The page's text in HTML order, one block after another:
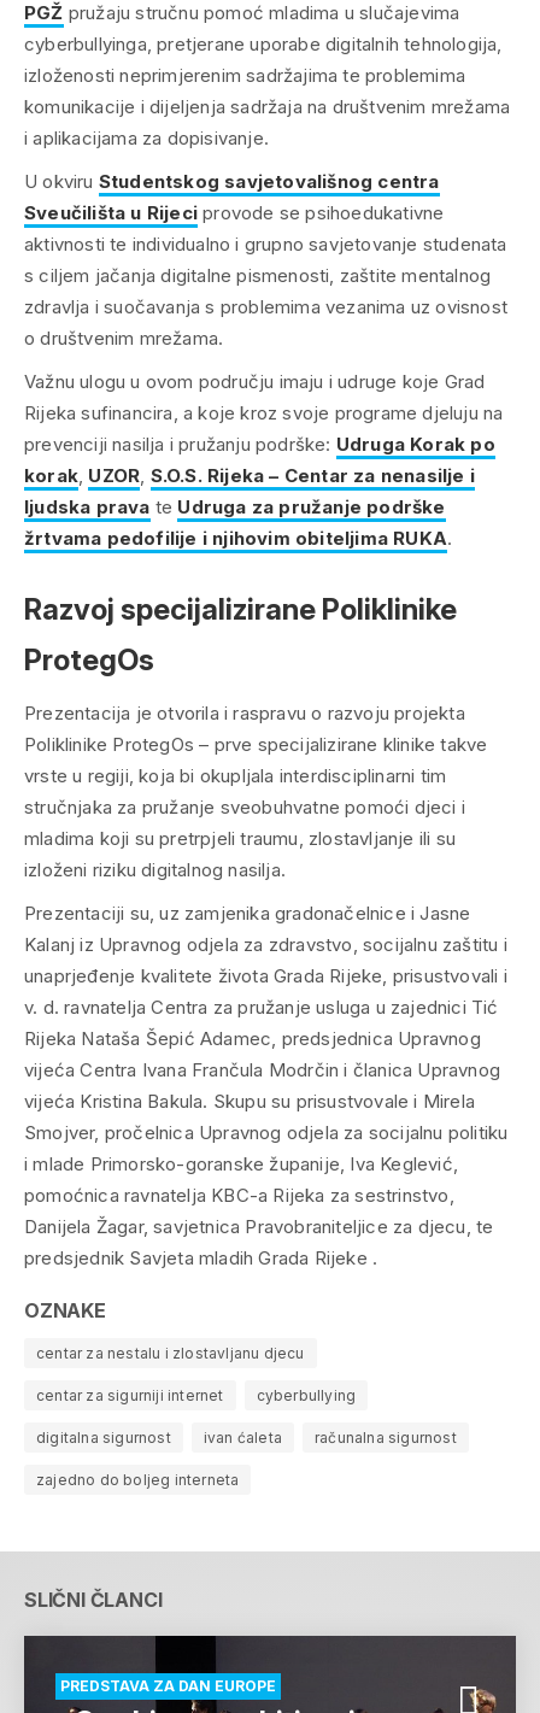
PGŽ pružaju stručnu pomoć mladima u slučajevima
cyberbullyinga, pretjerane uporabe digitalnih tehnologija,
izloženosti neprimjerenim sadržajima te problemima
komunikacije i dijeljenja sadržaja na društvenim mrežama
i aplikacijama za dopisivanje.
U okviru Studentskog savjetovališnog centra
Sveučilišta u Rijeci provode se psihoedukativne
aktivnosti te individualno i grupno savjetovanje studenata
s ciljem jačanja digitalne pismenosti, zaštite mentalnog
zdravlja i suočavanja s problemima vezanima uz ovisnost
o društvenim mrežama.
Važnu ulogu u ovom području imaju i udruge koje Grad
Rijeka sufinancira, a koje kroz svoje programe djeluju na
prevenciji nasilja i pružanju podrške: Udruga Korak po
korak, UZOR, S.O.S. Rijeka – Centar za nenasilje i
ljudska prava te Udruga za pružanje podrške
žrtvama pedofilije i njihovim obiteljima RUKA.
Razvoj specijalizirane Poliklinike
ProtegOs
Prezentacija je otvorila i raspravu o razvoju projekta
Poliklinike ProtegOs – prve specijalizirane klinike takve
vrste u regiji, koja bi okupljala interdisciplinarni tim
stručnjaka za pružanje sveobuhvatne pomoći djeci i
mladima koji su pretrpjeli traumu, zlostavljanje ili su
izloženi riziku digitalnog nasilja.
Prezentaciji su, uz zamjenika gradonačelnice i Jasne
Kalanj iz Upravnog odjela za zdravstvo, socijalnu zaštitu i
unaprjeđenje kvalitete života Grada Rijeke, prisustvovali i
v. d. ravnatelja Centra za pružanje usluga u zajednici Tić
Rijeka Nataša Šepić Adamec, predsjednica Upravnog
vijeća Centra Ivana Frančula Modrčin i članica Upravnog
vijeća Kristina Bakula. Skupu su prisustvovale i Mirela
Smojver, pročelnica Upravnog odjela za socijalnu politiku
i mlade Primorsko-goranske županije, Iva Keglević,
pomoćnica ravnatelja KBC-a Rijeka za sestrinstvo,
Danijela Žagar, savjetnica Pravobraniteljice za djecu, te
predsjednik Savjeta mladih Grada Rijeke .
OZNAKE
centar za nestalu i zlostavljanu djecu
centar za sigurniji internet cyberbullying
digitalna sigurnost ivan ćaleta računalna sigurnost
zajedno do boljeg interneta
SLIČNI ČLANCI
PREDSTAVA ZA DAN EUROPE